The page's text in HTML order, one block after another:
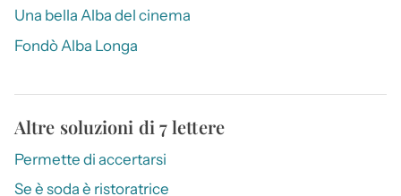
Una bella Alba del cinema
Fondò Alba Longa
Altre soluzioni di 7 lettere
Permette di accertarsi
Se è soda è ristoratrice